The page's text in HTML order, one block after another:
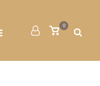
Mon
Voir
0